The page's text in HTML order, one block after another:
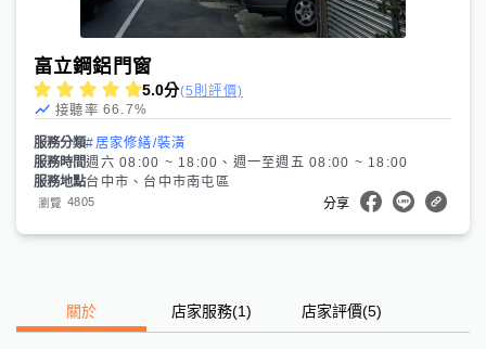
畗立鋼鋁門窗
5.0分(5則評價)
接聽率 66.7%
服務分類#居家修繕/裝潢
服務時間週六 08:00 ~ 18:00、週一至週五 08:00 ~ 18:00
服務地點台中市、台中市南屯區
瀏覽 4805 分享
關於 店家服務(1) 店家評價(5)